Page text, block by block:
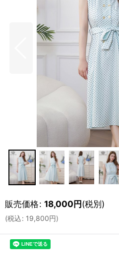
販売価格: 18,000円(税別)
(税込: 19,800円)